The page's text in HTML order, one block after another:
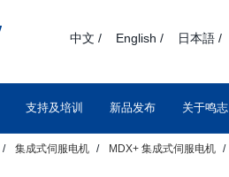
中文 / English / 日本語 /
支持及培训 新品发布 关于鸣志
集成式伺服电机 MDX+ 集成式伺服电机